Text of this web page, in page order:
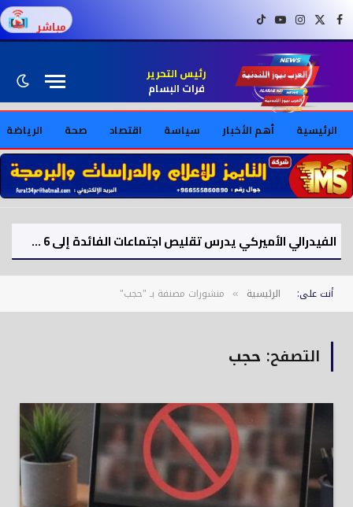
فيسبوكX (Twitter)
إنستغراميوتيوبتيك توك مباشر
رئيس التحرير
فرات البسام
الرئيسية أهم الأخبار سياسة اقتصاد صحة الرياضة
الفيدرالي الأميركي يدرس تقليص اجتماعات الفائدة إلى 6 سنويًا
أنت على: الرئيسية » منشورات مصنفة بـ "حجب"
التصفح: حجب